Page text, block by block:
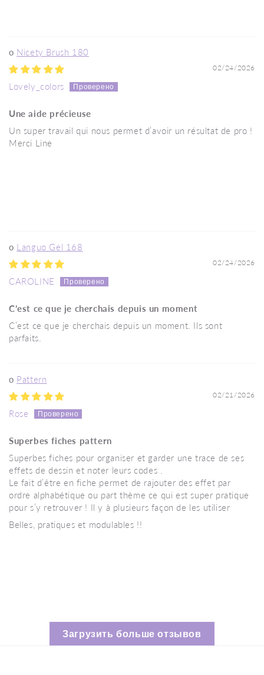
Nicety Brush 180
02/24/2026
Lovely_colors
Une aide précieuse
Un super travail qui nous permet d’avoir un résultat de pro !
Merci Line
Languo Gel 168
02/24/2026
CAROLINE
C’est ce que je cherchais depuis un moment
C’est ce que je cherchais depuis un moment. Ils sont
parfaits.
Pattern
02/21/2026
Rose
Superbes fiches pattern
Superbes fiches pour organiser et garder une trace de ses
effets de dessin et noter leurs codes .
Le fait d’être en fiche permet de rajouter des effet par
ordre alphabétique ou part thème ce qui est super pratique
pour s’y retrouver ! Il y à plusieurs façon de les utiliser
Belles, pratiques et modulables !!
Загрузить больше отзывов